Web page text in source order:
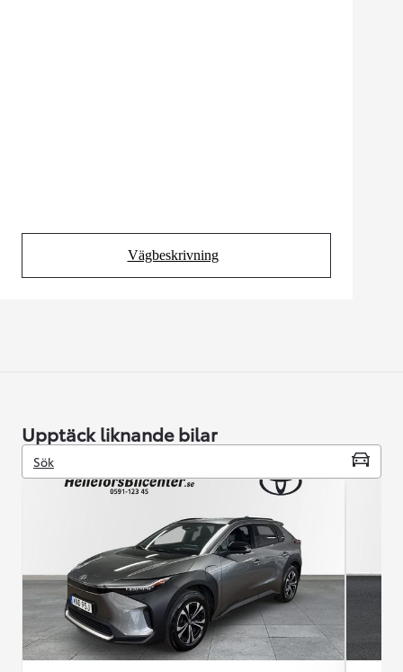
Vägbeskrivning
(Opens in new tab)
Upptäck liknande bilar
Sök